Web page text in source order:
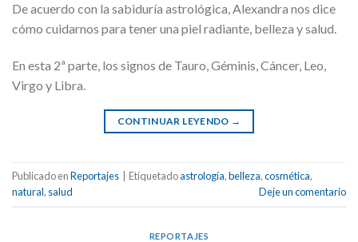
De acuerdo con la sabiduría astrológica, Alexandra nos dice
cómo cuidarnos para tener una piel radiante, belleza y salud.
En esta 2ª parte, los signos de Tauro, Géminis, Cáncer, Leo,
Virgo y Libra.
CONTINUAR LEYENDO →
Publicado enReportajes Etiquetadoastrología,belleza,cosmética,
natural, salud Deje un comentario
REPORTAJES